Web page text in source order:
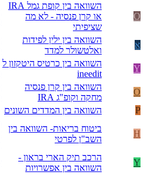
O
השוואה בין קופת גמל IRA
או קרן פנסיה - לא מה
שציפיתי
א
השוואה בין ילין לפידות
ואלטשולר למדד
Y
השוואה בין כרטיס היטקזון ל
ineedit
O
השוואה בין קרן פנסיה
מחקה וקופ"ג IRA
P
השוואה בין המדדים השונים
H
ביטוח בריאות- השוואה בין
השב"ן לפרטי
Y
הרכב תיק הארי בראון -
השוואה בין אפשרויות